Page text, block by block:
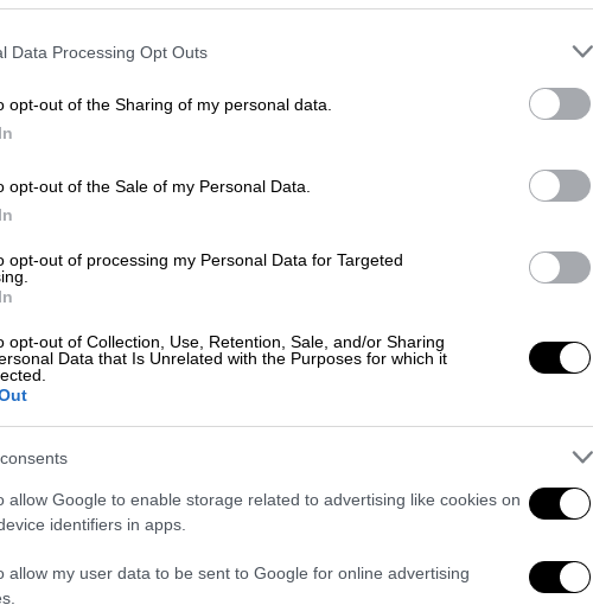
Data Processing Opt Outs
opt-out of the Sharing of my personal data.
opt-out of the Sale of my Personal Data.
opt-out of processing my Personal Data for Targeted
opt-out of Collection, Use, Retention, Sale, and/or Sharing
Data that Is Unrelated with the Purposes for which it
allow Google to enable storage related to advertising like cookies on
identifiers in apps.
allow my user data to be sent to Google for online advertising
το ΕΘΝΟΣ στη Google
τα νέα είναι καλά για όσους
τη ρουτίνα τους.
σε λίγες εβδομάδες, καθώς φέτος η
Δευτέρα 1η Ιουνίου.
η Εκκλησία τιμά το Άγιο Πνεύμα, το
στις υποχρεωτικές αργίεςκαι ισχύει